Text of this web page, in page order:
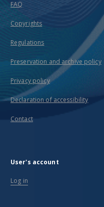
FAQ
Copyrights
Regulations
Preservation and archive policy
Privacy policy
Declaration of accessibility
Contact
User's account
Log in